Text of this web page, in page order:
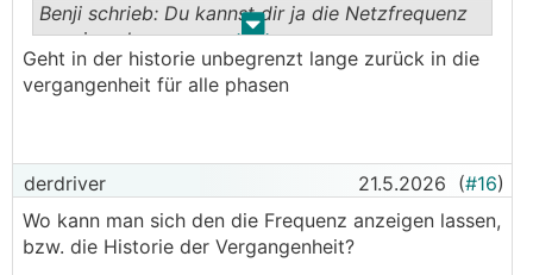
. .
Benji schrieb: Du kannst dir ja die Netzfrequenz
anzeigen lassen...
───────────────
Ist dann schwierig weil ich nicht immer vor Ort
bin und auch nicht weiß wann der Netzbetreiber
wieder den Generator in Betrieb nimmt,
Geht in der historie unbegrenzt lange zurück in die
vergangenheit für alle phasen
derdriver 21.5.2026 (#16)
Wo kann man sich den die Frequenz anzeigen lassen,
bzw. die Historie der Vergangenheit?